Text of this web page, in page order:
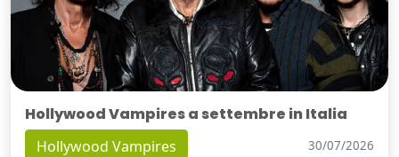
Hollywood Vampires a settembre in Italia
Hollywood Vampires 30/07/2026